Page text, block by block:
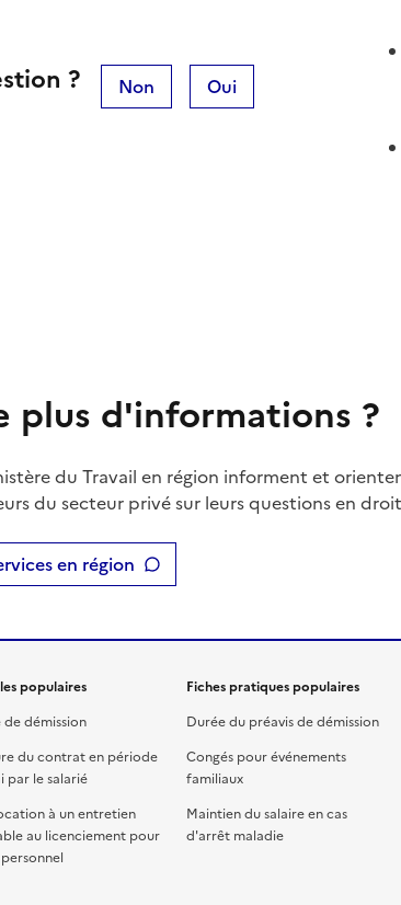
? Non Oui
plus d'informations ?
du Travail en région informent et
du secteur privé sur leurs questions en
en région
populaires
démission
du contrat en période
par le salarié
à un entretien
au licenciement pour
Fiches pratiques populaires
Durée du préavis de démission
Congés pour événements
familiaux
Maintien du salaire en cas
d'arrêt maladie